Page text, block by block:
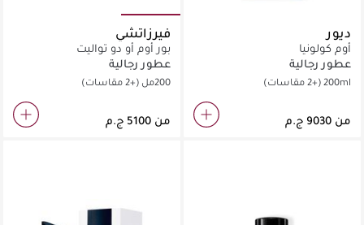
ديور
أوم كولونيا
عطور رجالية
200ml(+2 مقاسات)
من
فيرزاتشي
بور أوم أو دو تواليت
عطور رجالية
200مل (+2 مقاسات)
من